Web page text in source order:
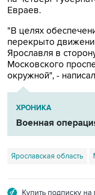
Евраев.
"В целях
перекрыто
Ярославля в
Московского
окружной", -
ХРОНИКА
Военная
Ярославская область
Купить подписку